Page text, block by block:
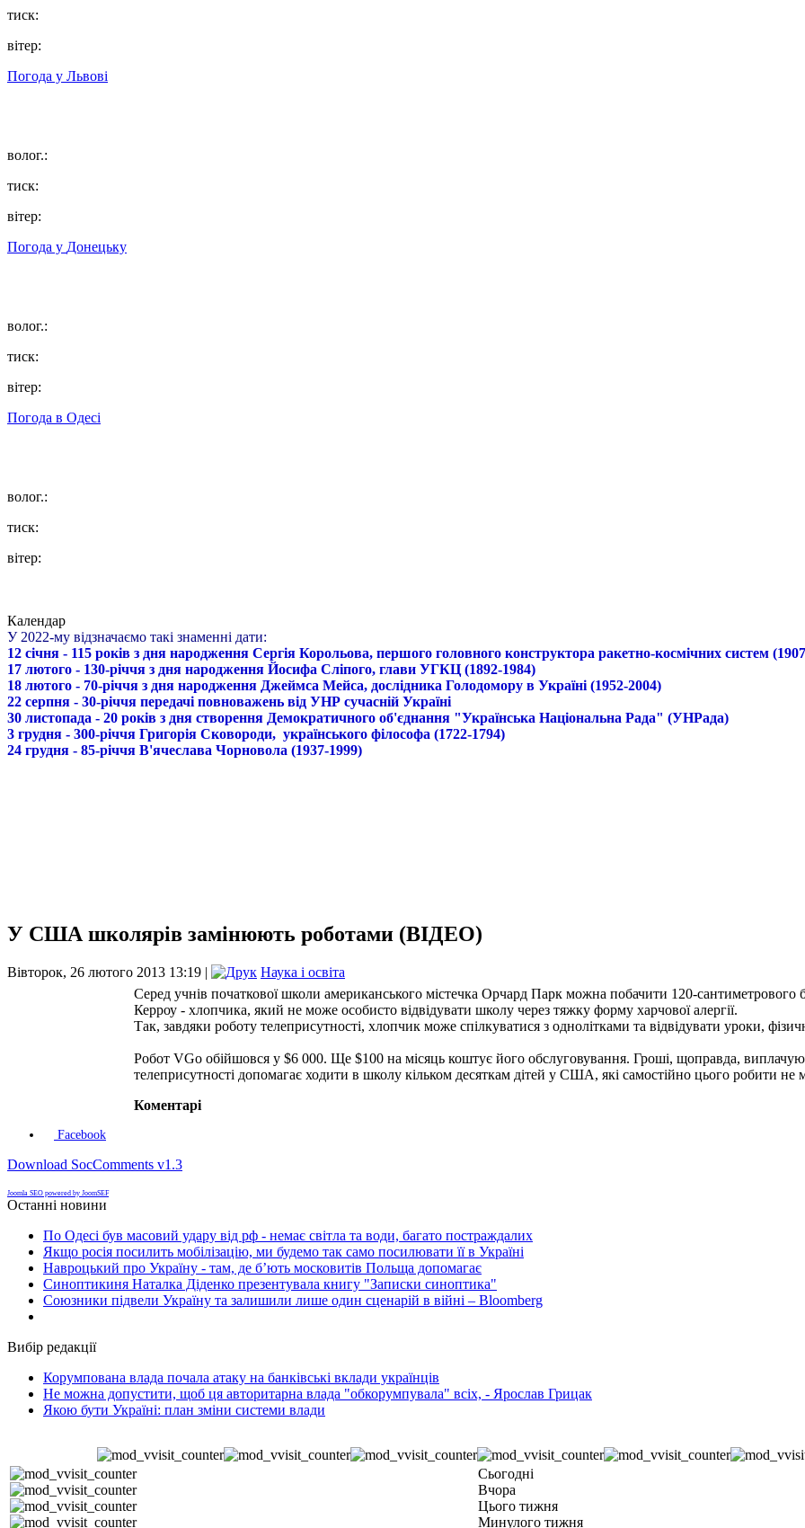
тиск:
вітер:
Погода у Львові
волог.:
тиск:
вітер:
Погода у Донецьку
волог.:
тиск:
вітер:
Погода в Одесі
волог.:
тиск:
вітер:
Календар
У 2022-му відзначаємо такі знаменні дати:
12 січня - 115 років з дня народження Сергія Корольова, першого головного конструктора ракетно-космічних систем
17 лютого - 130-річчя з дня народження Йосифа Сліпого, глави УГКЦ (1892-1984)
18 лютого - 70-річчя з дня народження Джеймса Мейса, дослідника Голодомору в Україні (1952-2004)
22 серпня - 30-річчя передачі повноважень від УНР сучасній Україні
30 листопада - 20 років з дня створення Демократичного об'єднання "Українська Національна Рада" (УНРада)
3 грудня - 300-річчя Григорія Сковороди, українського філософа (1722-1794)
24 грудня - 85-річчя В'ячеслава Чорновола (1937-1999)
У США школярів замінюють роботами (ВІДЕО)
Вівторок, 26 лютого 2013 13:19 |
Наука і освіта
Серед учнів початкової школи американського містечка Орчард Парк можна побачити 120-сантиметрового
Керроу - хлопчика, який не може особисто відвідувати школу через тяжку форму харчової алергії.
Так, завдяки роботу телеприсутності, хлопчик може спілкуватися з однолітками та відвідувати уроки,
Робот VGo обійшовся у $6 000. Ще $100 на місяць коштує його обслуговування. Гроші, щоправда,
телеприсутності допомагає ходити в школу кільком десяткам дітей у США, які самостійно цього робити не
Коментарі
Facebook
Download SocComments v1.3
Joomla SEO powered by JoomSEF
Останні новини
По Одесі був масовий удару від рф - немає світла та води, багато постраждалих
Якщо росія посилить мобілізацію, ми будемо так само посилювати її в Україні
Навроцький про Україну - там, де б’ють московитів Польща допомагає
Синоптикиня Наталка Діденко презентувала книгу "Записки синоптика"
Союзники підвели Україну та залишили лише один сценарій в війні – Bloomberg
Вибір редакції
Корумпована влада почала атаку на банківські вклади українців
Не можна допустити, щоб ця авторитарна влада "обкорумпувала" всіх, - Ярослав Грицак
Якою бути Україні: план зміни системи влади
Сьогодні
Вчора
Цього тижня
Минулого тижня